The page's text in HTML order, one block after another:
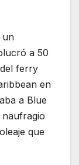
un
a 50
ferry
en
a Blue
naufragio
que